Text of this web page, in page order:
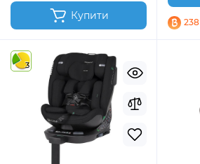
Купити
238
3